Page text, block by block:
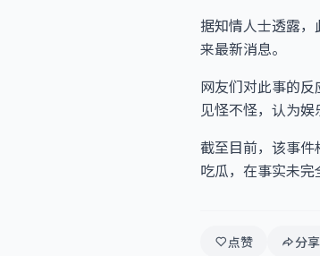
据知情人士透露
来最新消息。
网友们对此事的
见怪不怪，认为娱
截至目前，该事
吃瓜，在事实未完
点赞 分享